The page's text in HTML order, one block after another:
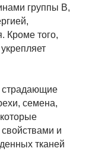
группы B,
Кроме того,
семена,
и
тканей